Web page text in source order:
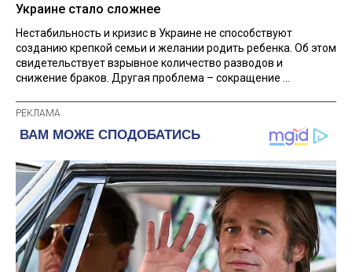
Украине стало сложнее
Нестабильность и кризис в Украине не способствуют
созданию крепкой семьи и желании родить ребенка. Об этом
свидетельствует взрывное количество разводов и
снижение браков. Другая проблема – сокращение ...